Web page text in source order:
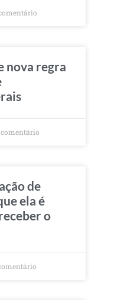
nova regra
de
ela é
o